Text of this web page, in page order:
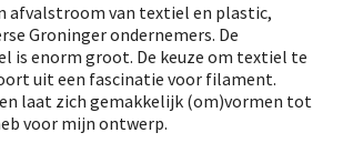
afvalstroom van textiel en plastic,
Groninger ondernemers. De
is enorm groot. De keuze om textiel te
uit een fascinatie voor filament.
laat zich gemakkelijk (om)vormen tot
voor mijn ontwerp.